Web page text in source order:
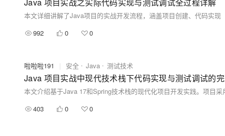
992 0 0
啦啦啦191 | 安全 Java 测试技术
Java 项目实战中现代技术栈下代码实现与测试调试的
403 0 0